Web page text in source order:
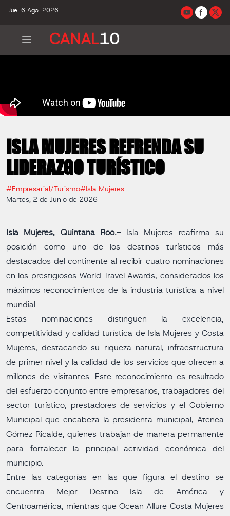
Jue. 6 Ago. 2026
CANAL10
ISLA MUJERES REFRENDA SU
LIDERAZGO TURÍSTICO
#Empresarial/Turismo#Isla Mujeres
Martes, 2 de Junio de 2026
Isla Mujeres, Quintana Roo.-Isla Mujeres reafirma su
posición como uno de los destinos turísticos más
destacados del continente al recibir cuatro nominaciones
en los prestigiosos World Travel Awards, considerados los
máximos reconocimientos de la industria turística a nivel
mundial.
Estas nominaciones distinguen la excelencia,
competitividad y calidad turística de Isla Mujeres y Costa
Mujeres, destacando su riqueza natural, infraestructura
de primer nivel y la calidad de los servicios que ofrecen a
millones de visitantes. Este reconocimiento es resultado
del esfuerzo conjunto entre empresarios, trabajadores del
sector turístico, prestadores de servicios y el Gobierno
Municipal que encabeza la presidenta municipal, Atenea
Gómez Ricalde, quienes trabajan de manera permanente
para fortalecer la principal actividad económica del
municipio.
Entre las categorías en las que figura el destino se
encuentra Mejor Destino Isla de América y
Centroamérica, mientras que Ocean Allure Costa Mujeres